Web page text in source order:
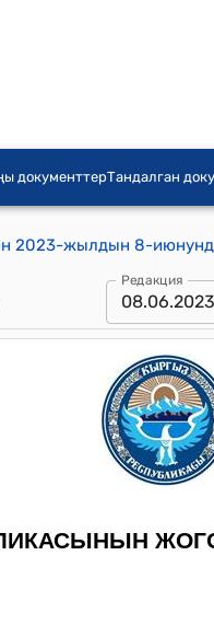
документтерТандалган
Редакция
08.06.2023